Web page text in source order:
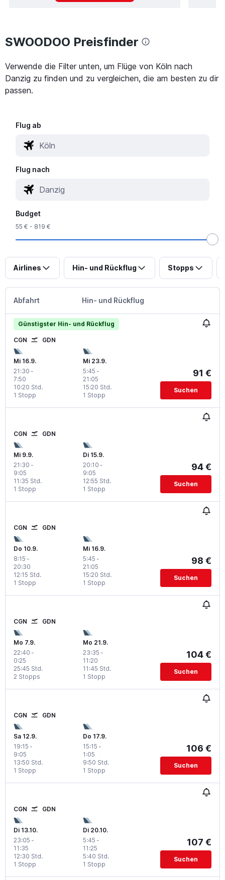
SWOODOO Preisfinder
Verwende die Filter unten, um Flüge von Köln nach
Danzig zu finden und zu vergleichen, die am besten zu dir
passen.
Flug ab
Flug nach
Budget
55 € - 819 €
Airlines Hin- und Rückflug Stopps
Abfahrt Hin- und Rückflug
Günstigster Hin- und Rückflug
CGN GDN
Mi 16.9.
21:30 -
7:50
1 Stopp
10:20 Std.
Mi 23.9.
5:45 -
21:05
1 Stopp
15:20 Std.
91 €
Suchen
CGN GDN
Mi 9.9.
21:30 -
9:05
1 Stopp
11:35 Std.
Di 15.9.
20:10 -
9:05
1 Stopp
12:55 Std.
94 €
Suchen
CGN GDN
Do 10.9.
8:15 -
20:30
1 Stopp
12:15 Std.
Mi 16.9.
5:45 -
21:05
1 Stopp
15:20 Std.
98 €
Suchen
CGN GDN
Mo 7.9.
22:40 -
0:25
2 Stopps
25:45 Std.
Mo 21.9.
23:35 -
11:20
1 Stopp
11:45 Std.
104 €
Suchen
CGN GDN
Sa 12.9.
19:15 -
9:05
1 Stopp
13:50 Std.
Do 17.9.
15:15 -
1:05
1 Stopp
9:50 Std.
106 €
Suchen
CGN GDN
Di 13.10.
23:05 -
11:35
1 Stopp
12:30 Std.
Di 20.10.
5:45 -
11:25
1 Stopp
5:40 Std.
107 €
Suchen